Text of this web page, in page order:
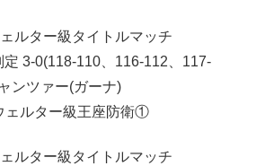
ルター級タイトルマッチ
3-0(118-110、116-112、117-
ンツァー(ガーナ)
ェルター級王座防衛①
ルター級タイトルマッチ